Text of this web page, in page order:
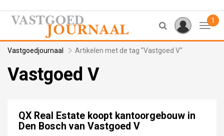
1
Vastgoedjournaal Artikelen met de tag "Vastgoed V"
Vastgoed V
QX Real Estate koopt kantoorgebouw in
Den Bosch van Vastgoed V